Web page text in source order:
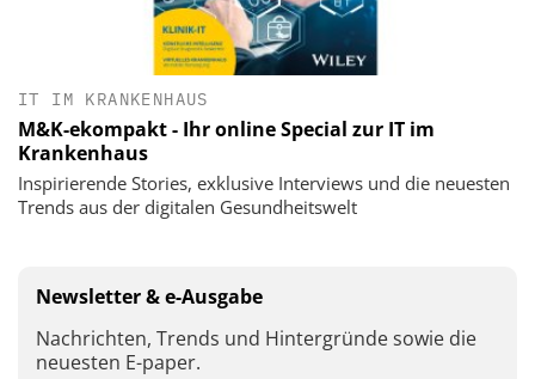
IT IM KRANKENHAUS
M&K-ekompakt - Ihr online Special zur IT im
Krankenhaus
Inspirierende Stories, exklusive Interviews und die neuesten
Trends aus der digitalen Gesundheitswelt
Newsletter & e-Ausgabe
Nachrichten, Trends und Hintergründe sowie die
neuesten E-paper.